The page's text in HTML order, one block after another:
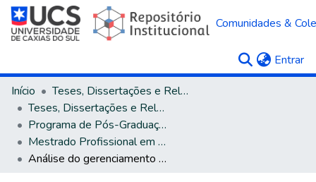
Comunidades &
Entrar
Início
Teses, Dissertações e Relatórios
Teses, Dissertações e Relatórios defendidos na UCS
Programa de Pós-Graduação em Engenharia e Ciências Ambientais
Mestrado Profissional em Engenharia e Ciências Ambientais
Análise do gerenciamento de resíduos da construção civil oriundos da arquitetura de interiores na ótica dos profissionais arquitetos em Caxias do Sul